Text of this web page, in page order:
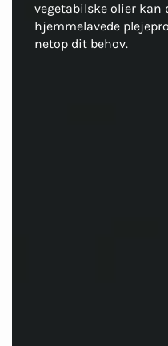
vegetabilske olier kan
hjemmelavede
netop dit behov.